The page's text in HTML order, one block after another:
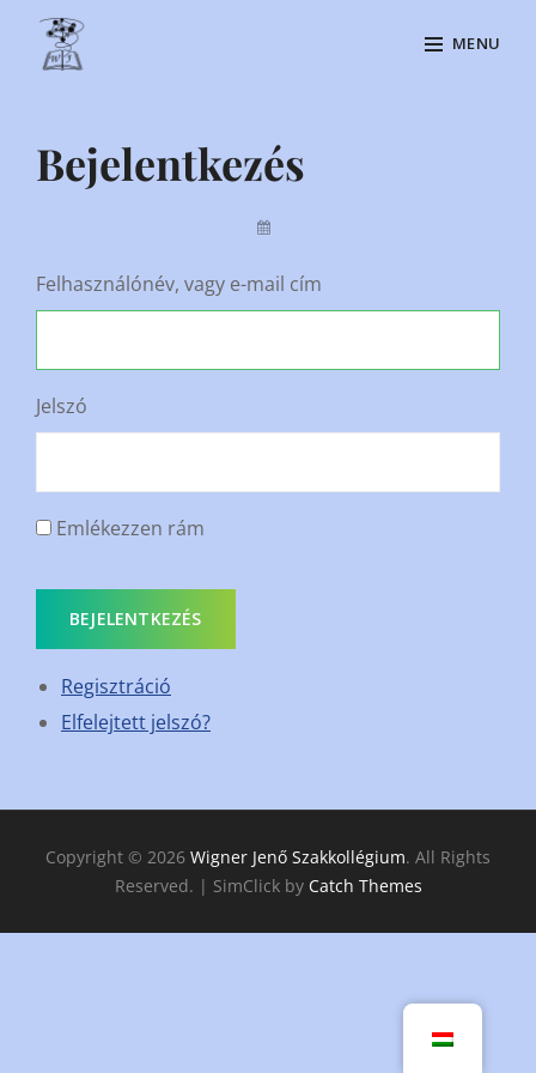
MENU
Bejelentkezés
By
Felhasználónév, vagy e-mail cím
Jelszó
Emlékezzen rám
BEJELENTKEZÉS
Regisztráció
Elfelejtett jelszó?
Copyright © 2026 Wigner Jenő Szakkollégium. All Rights
Reserved. | SimClick by Catch Themes